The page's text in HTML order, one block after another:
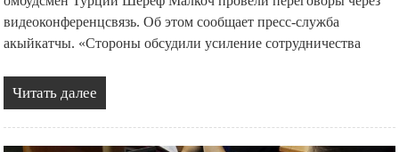
видеоконференцсвязь. Об этом сообщает пресс-служба
акыйкатчы. «Стороны обсудили усиление сотрудничества
Читать далее